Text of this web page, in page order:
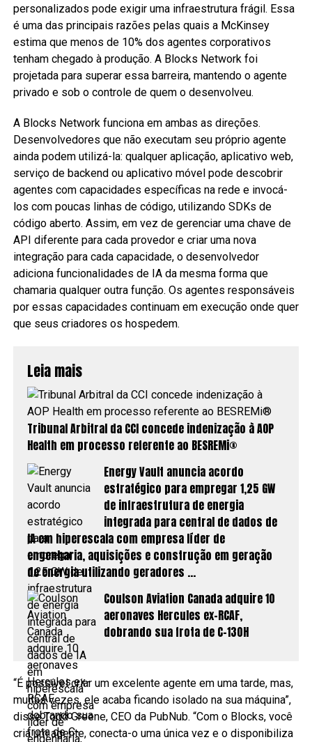
personalizados pode exigir uma infraestrutura frágil. Essa
é uma das principais razões pelas quais a McKinsey
estima que menos de 10% dos agentes corporativos
tenham chegado à produção. A Blocks Network foi
projetada para superar essa barreira, mantendo o agente
privado e sob o controle de quem o desenvolveu.
A Blocks Network funciona em ambas as direções.
Desenvolvedores que não executam seu próprio agente
ainda podem utilizá-la: qualquer aplicação, aplicativo web,
serviço de backend ou aplicativo móvel pode descobrir
agentes com capacidades específicas na rede e invocá-
los com poucas linhas de código, utilizando SDKs de
código aberto. Assim, em vez de gerenciar uma chave de
API diferente para cada provedor e criar uma nova
integração para cada capacidade, o desenvolvedor
adiciona funcionalidades de IA da mesma forma que
chamaria qualquer outra função. Os agentes responsáveis
por essas capacidades continuam em execução onde quer
que seus criadores os hospedem.
Leia mais
Tribunal Arbitral da CCI concede indenização à AOP
Health em processo referente ao BESREMi®
Energy Vault anuncia acordo
estratégico para empregar 1,25 GW
de infraestrutura de energia
integrada para central de dados de
IA em hiperescala com empresa líder de
engenharia, aquisições e construção em geração
de energia utilizando geradores …
Coulson Aviation Canada adquire 10
aeronaves Hercules ex-RCAF,
dobrando sua frota de C-130H
“É possível criar um excelente agente em uma tarde, mas,
muitas vezes, ele acaba ficando isolado na sua máquina”,
disse Todd Greene, CEO da PubNub. “Com o Blocks, você
cria um agente, conecta-o uma única vez e o disponibiliza